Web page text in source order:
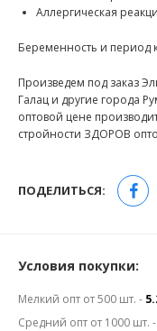
Аллергическая
Беременность и период
Произведем под заказ
Галац и другие города
оптовой цене
стройности ЗДОРОВ
ПОДЕЛИТЬСЯ:
Условия покупки:
Мелкий опт от 500 шт. -
Средний опт от 1000 шт. -